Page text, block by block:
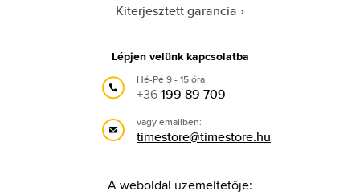
Kiterjesztett garancia
Lépjen velünk kapcsolatba
Hé-Pé 9 - 15 óra
+36199 89 709
vagy emailben:
timestore@timestore.hu
A weboldal üzemeltetője: